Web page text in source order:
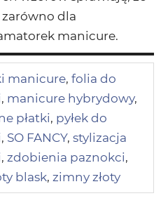
zarówno dla
manicure.
manicure, folia do
, manicure hybrydowy,
płatki, pyłek do
, SO FANCY, stylizacja
, zdobienia paznokci,
blask, zimny złoty